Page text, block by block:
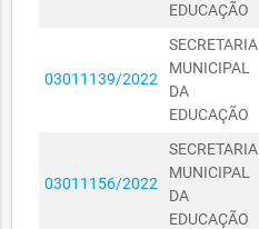
EDUCAÇÃO
03011139/2022
SECRETARIA
MUNICIPAL
DA
EDUCAÇÃO
03011156/2022
SECRETARIA
MUNICIPAL
DA
EDUCAÇÃO